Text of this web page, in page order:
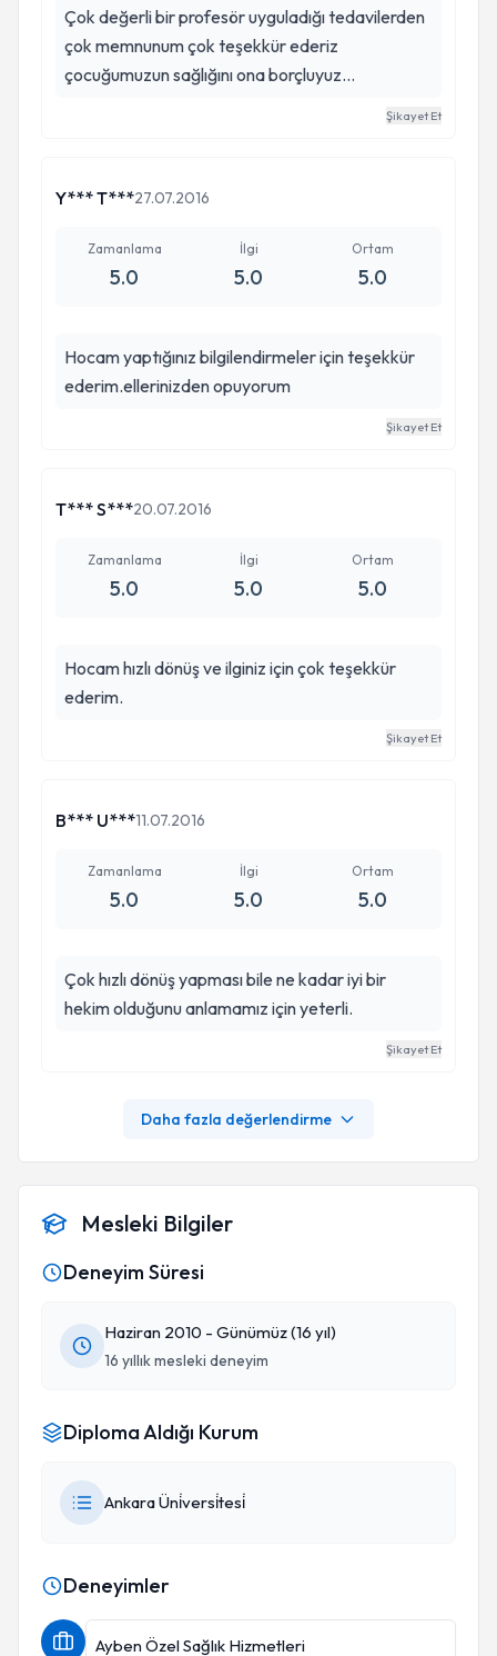
Çok değerli bir profesör uyguladığı tedavilerden
çok memnunum çok teşekkür ederiz
çocuğumuzun sağlığını ona borçluyuz...
Şikayet Et
Y*** T***27.07.2016
Zamanlama
5.0
İlgi
5.0
Ortam
5.0
Hocam yaptığınız bilgilendirmeler için teşekkür
ederim.ellerinizden opuyorum
Şikayet Et
T*** S***20.07.2016
Zamanlama
5.0
İlgi
5.0
Ortam
5.0
Hocam hızlı dönüş ve ilginiz için çok teşekkür
ederim.
Şikayet Et
B*** U***11.07.2016
Zamanlama
5.0
İlgi
5.0
Ortam
5.0
Çok hızlı dönüş yapması bile ne kadar iyi bir
hekim olduğunu anlamamız için yeterli.
Şikayet Et
Daha fazla değerlendirme
Mesleki Bilgiler
Deneyim Süresi
Haziran 2010 - Günümüz (16 yıl)
16 yıllık mesleki deneyim
Diploma Aldığı Kurum
Ankara Üni̇versi̇tesi̇
Deneyimler
Ayben Özel Sağlık Hizmetleri